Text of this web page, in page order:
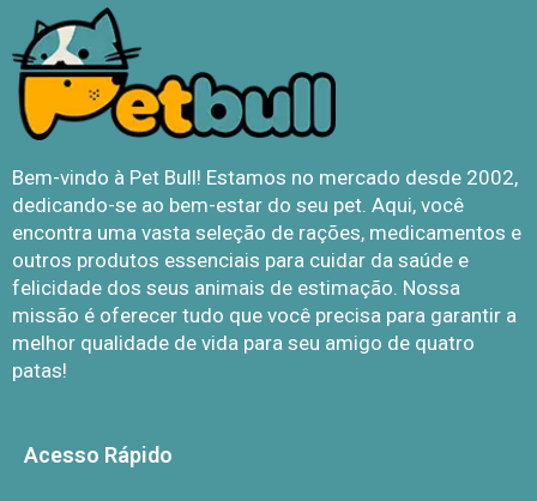
Bem-vindo à Pet Bull! Estamos no mercado desde 2002,
dedicando-se ao bem-estar do seu pet. Aqui, você
encontra uma vasta seleção de rações, medicamentos e
outros produtos essenciais para cuidar da saúde e
felicidade dos seus animais de estimação. Nossa
missão é oferecer tudo que você precisa para garantir a
melhor qualidade de vida para seu amigo de quatro
patas!
Acesso Rápido